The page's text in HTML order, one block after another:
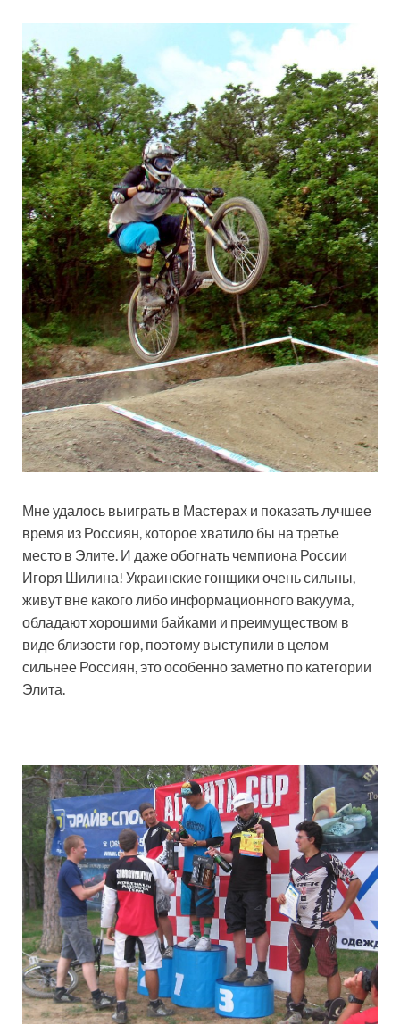
Мне удалось выиграть в Мастерах и показать лучшее
время из Россиян, которое хватило бы на третье
место в Элите. И даже обогнать чемпиона России
Игоря Шилина! Украинские гонщики очень сильны,
живут вне какого либо информационного вакуума,
обладают хорошими байками и преимуществом в
виде близости гор, поэтому выступили в целом
сильнее Россиян, это особенно заметно по категории
Элита.